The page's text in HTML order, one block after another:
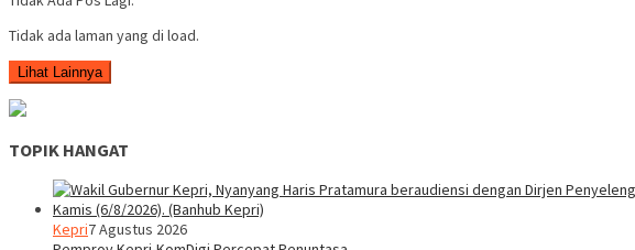
Tidak ada laman yang di load.
Lihat Lainnya
TOPIK HANGAT
Kepri7 Agustus 2026